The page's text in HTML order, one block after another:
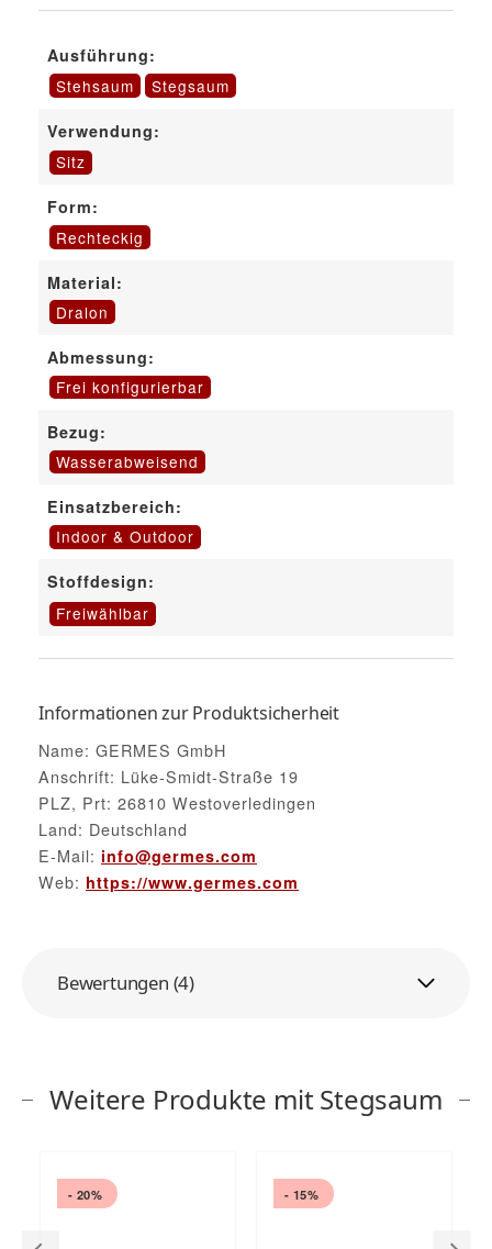
Ausführung:
Stehsaum
Stegsaum
Verwendung:
Sitz
Form:
Rechteckig
Material:
Dralon
Abmessung:
Frei konfigurierbar
Bezug:
Wasserabweisend
Einsatzbereich:
Indoor & Outdoor
Stoffdesign:
Freiwählbar
Informationen zur Produktsicherheit
Name: GERMES GmbH
Anschrift: Lüke-Smidt-Straße 19
PLZ, Prt: 26810 Westoverledingen
Land: Deutschland
E-Mail: info@germes.com
Web: https://www.germes.com
Bewertungen (4)
Weitere Produkte mit Stegsaum
- 20% - 15%